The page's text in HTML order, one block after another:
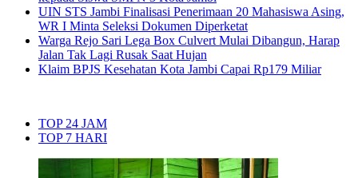
UIN STS Jambi Finalisasi Penerimaan 20 Mahasiswa Asing,
WR I Minta Seleksi Dokumen Diperketat
Warga Rejo Sari Lega Box Culvert Mulai Dibangun, Harap
Jalan Tak Lagi Rusak Saat Hujan
Klaim BPJS Kesehatan Kota Jambi Capai Rp179 Miliar
TOP 24 JAM
TOP 7 HARI